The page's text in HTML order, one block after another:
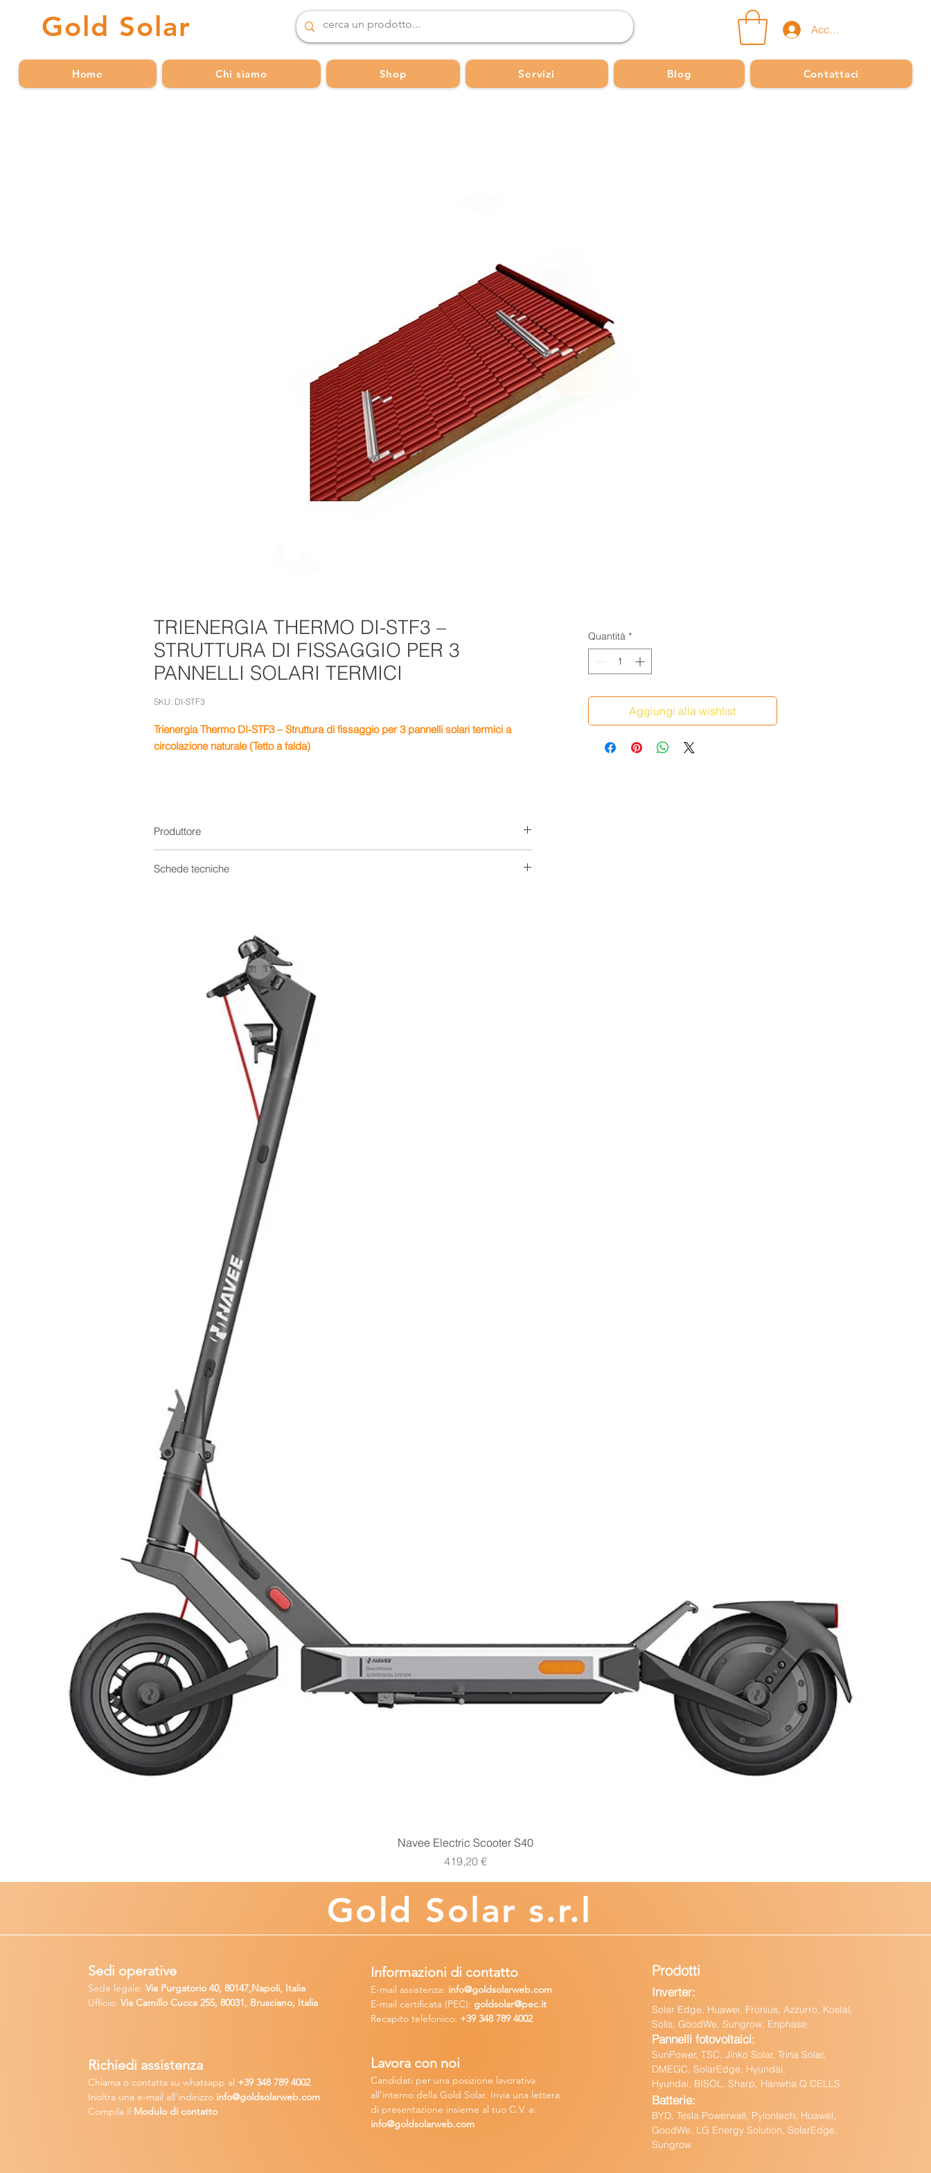
Gold Solar Accedi
Home Chi siamo Shop Servizi Blog Contattaci
TRIENERGIA THERMO DI-STF3 –
STRUTTURA DI FISSAGGIO PER 3
PANNELLI SOLARI TERMICI
SKU: DI-STF3
Trienergia Thermo DI-STF3 – Struttura di fissaggio per 3 pannelli solari termici a
circolazione naturale (Tetto a falda)
Produttore
Schede tecniche
Quantità *
Aggiungi alla wishlist
Vista rapida
Navee Electric Scooter S40
Prezzo
419,20 €
Gold Solar s.r.l
Sedi operative
Sede legale:Via Purgatorio 40, 80147,Napoli, Italia
Ufficio:Via Camillo Cucca 255, 80031, Brusciano, Italia
Richiedi assistenza
Chiama o contatta su whatsapp al +39 348 789 4002
Inoltra una e-mail all'indirizzo info@goldsolarweb.com
Compila il Modulo di contatto
Lavora con noi
Candidati per una posizione lavorativa
all'interno della Gold Solar. Invia una lettera
di presentazione insieme al tuo C.V. a:
info@goldsolarweb.com
Informazioni di contatto
E-mail assistenza: info@goldsolarweb.com
E-mail certificata (PEC): goldsolar@pec.it
Recapito telefonico: +39 348789 4002
Prodotti
Inverter:
Solar Edge, Huawei, Fronius, Azzurro, Kostal,
Solis, GoodWe, Sungrow, Enphase.
Pannelli fotovoltaici:
SunPower, TSC, Jinko Solar, Trina Solar,
DMEGC, SolarEdge, Hyundai,
Hyundai, BISOL, Sharp, Hanwha Q CELLS.
Batterie:
BYD, Tesla Powerwall, Pylontech, Huawei,
GoodWe, LG Energy Solution, SolarEdge,
Sungrow